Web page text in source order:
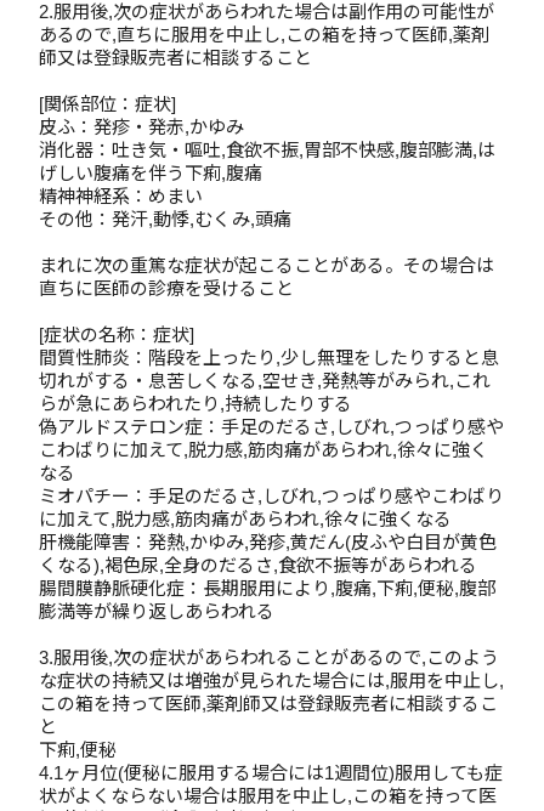
2.服用後,次の症状があらわれた場合は副作用の可能性が
あるので,直ちに服用を中止し,この箱を持って医師,薬剤
師又は登録販売者に相談すること
[関係部位：症状]
皮ふ：発疹・発赤,かゆみ
消化器：吐き気・嘔吐,食欲不振,胃部不快感,腹部膨満,は
げしい腹痛を伴う下痢,腹痛
精神神経系：めまい
その他：発汗,動悸,むくみ,頭痛
まれに次の重篤な症状が起こることがある。その場合は
直ちに医師の診療を受けること
[症状の名称：症状]
間質性肺炎：階段を上ったり,少し無理をしたりすると息
切れがする・息苦しくなる,空せき,発熱等がみられ,これ
らが急にあらわれたり,持続したりする
偽アルドステロン症：手足のだるさ,しびれ,つっぱり感や
こわばりに加えて,脱力感,筋肉痛があらわれ,徐々に強く
なる
ミオパチー：手足のだるさ,しびれ,つっぱり感やこわばり
に加えて,脱力感,筋肉痛があらわれ,徐々に強くなる
肝機能障害：発熱,かゆみ,発疹,黄だん(皮ふや白目が黄色
くなる),褐色尿,全身のだるさ,食欲不振等があらわれる
腸間膜静脈硬化症：長期服用により,腹痛,下痢,便秘,腹部
膨満等が繰り返しあらわれる
3.服用後,次の症状があらわれることがあるので,このよう
な症状の持続又は増強が見られた場合には,服用を中止し,
この箱を持って医師,薬剤師又は登録販売者に相談するこ
と
下痢,便秘
4.1ヶ月位(便秘に服用する場合には1週間位)服用しても症
状がよくならない場合は服用を中止し,この箱を持って医